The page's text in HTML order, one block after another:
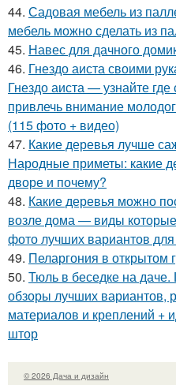
44. Садовая мебель из
мебель можно сделать из
45. Навес для дачного
46. Гнездо аиста своими
Гнездо аиста — узнайте где
привлечь внимание
(115 фото + видео)
47. Какие деревья лучше
Народные приметы: какие
дворе и почему?
48. Какие деревья можно
возле дома — виды
фото лучших вариантов для
49. Пеларгония в открытом
50. Тюль в беседке на
обзоры лучших вариантов,
материалов и креплений +
штор
© 2026 Дача и дизайн